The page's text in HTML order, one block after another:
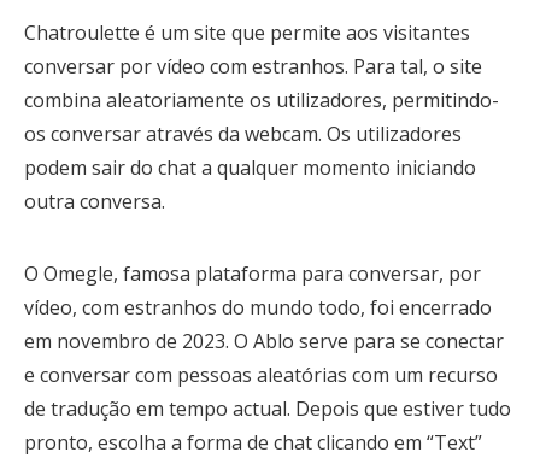
Chatroulette é um site que permite aos visitantes
conversar por vídeo com estranhos. Para tal, o site
combina aleatoriamente os utilizadores, permitindo-
os conversar através da webcam. Os utilizadores
podem sair do chat a qualquer momento iniciando
outra conversa.
O Omegle, famosa plataforma para conversar, por
vídeo, com estranhos do mundo todo, foi encerrado
em novembro de 2023. O Ablo serve para se conectar
e conversar com pessoas aleatórias com um recurso
de tradução em tempo actual. Depois que estiver tudo
pronto, escolha a forma de chat clicando em “Text”